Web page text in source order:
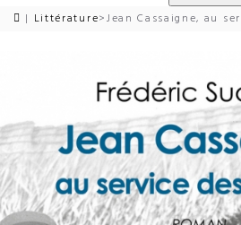
| Littérature>Jean Cassaigne, au